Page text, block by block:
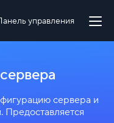
управления
сервера и
Предоставляется